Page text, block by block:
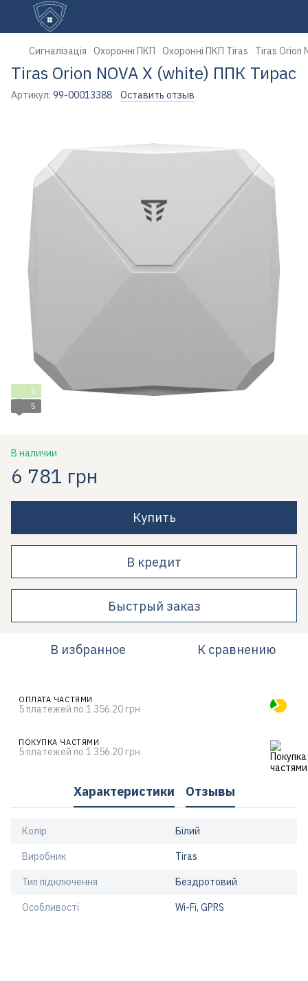
Сигналізація Охоронні ПКП Охоронні ПКП Tiras Tiras Orion
Tiras Orion NOVA X (white) ППК Тирас
Артикул: 99-00013388 Оставить отзыв
5
5
В наличии
6 781 грн
Купить
В кредит
Быстрый заказ
В избранное К сравнению
ОПЛАТА ЧАСТЯМИ
5 платежей по 1 356.20 грн
ПОКУПКА ЧАСТЯМИ
5 платежей по 1 356.20 грн
Характеристики Отзывы
Колір Білий
Виробник Tiras
Тип підключення Бездротовий
Особливості Wi-Fi, GPRS